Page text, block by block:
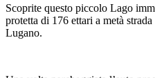
Scoprite questo piccolo Lago
protetta di 176 ettari a metà
Lugano.